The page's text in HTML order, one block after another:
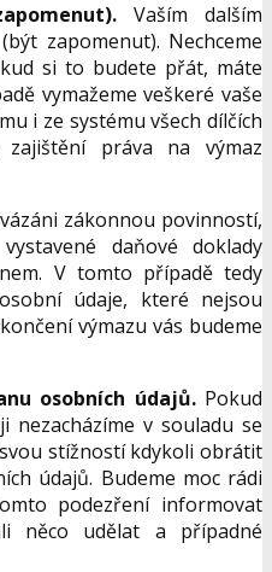
Vaším dalším
zapomenut). Nechceme
si to budete přát, máte
vymažeme veškeré vaše
i ze systému všech dílčích
práva na výmaz
zákonnou povinností,
daňové doklady
V tomto případě tedy
údaje, které nejsou
výmazu vás budeme
osobních údajů.Pokud
nezacházíme v souladu se
stížností kdykoli obrátit
údajů. Budeme moc rádi
podezření informovat
něco udělat a případné